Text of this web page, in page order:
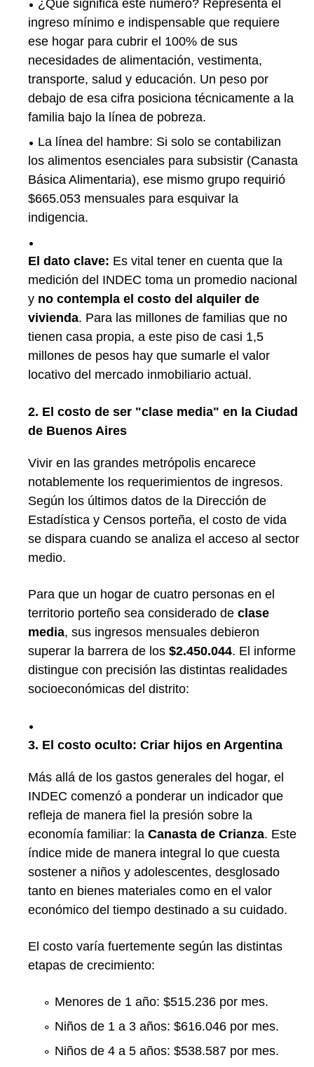
¿Qué significa este número? Representa el
ingreso mínimo e indispensable que requiere
ese hogar para cubrir el 100% de sus
necesidades de alimentación, vestimenta,
transporte, salud y educación. Un peso por
debajo de esa cifra posiciona técnicamente a la
familia bajo la línea de pobreza.
La línea del hambre: Si solo se contabilizan
los alimentos esenciales para subsistir (Canasta
Básica Alimentaria), ese mismo grupo requirió
$665.053 mensuales para esquivar la
indigencia.
El dato clave: Es vital tener en cuenta que la
medición del INDEC toma un promedio nacional
y no contempla el costo del alquiler de
vivienda. Para las millones de familias que no
tienen casa propia, a este piso de casi 1,5
millones de pesos hay que sumarle el valor
locativo del mercado inmobiliario actual.
2. El costo de ser "clase media" en la Ciudad
de Buenos Aires
Vivir en las grandes metrópolis encarece
notablemente los requerimientos de ingresos.
Según los últimos datos de la Dirección de
Estadística y Censos porteña, el costo de vida
se dispara cuando se analiza el acceso al sector
medio.
Para que un hogar de cuatro personas en el
territorio porteño sea considerado de clase
media, sus ingresos mensuales debieron
superar la barrera de los $2.450.044. El informe
distingue con precisión las distintas realidades
socioeconómicas del distrito:
3. El costo oculto: Criar hijos en Argentina
Más allá de los gastos generales del hogar, el
INDEC comenzó a ponderar un indicador que
refleja de manera fiel la presión sobre la
economía familiar: la Canasta de Crianza. Este
índice mide de manera integral lo que cuesta
sostener a niños y adolescentes, desglosado
tanto en bienes materiales como en el valor
económico del tiempo destinado a su cuidado.
El costo varía fuertemente según las distintas
etapas de crecimiento:
Menores de 1 año: $515.236 por mes.
Niños de 1 a 3 años: $616.046 por mes.
Niños de 4 a 5 años: $538.587 por mes.